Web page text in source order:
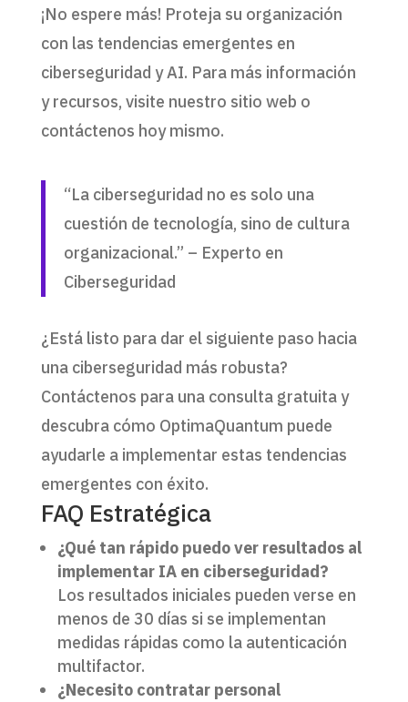
¡No espere más! Proteja su organización
con las tendencias emergentes en
ciberseguridad y AI. Para más información
y recursos, visite nuestro sitio web o
contáctenos hoy mismo.
“La ciberseguridad no es solo una
cuestión de tecnología, sino de cultura
organizacional.” – Experto en
Ciberseguridad
¿Está listo para dar el siguiente paso hacia
una ciberseguridad más robusta?
Contáctenos para una consulta gratuita y
descubra cómo OptimaQuantum puede
ayudarle a implementar estas tendencias
emergentes con éxito.
FAQ Estratégica
¿Qué tan rápido puedo ver resultados al
implementar IA en ciberseguridad?
Los resultados iniciales pueden verse en
menos de 30 días si se implementan
medidas rápidas como la autenticación
multifactor.
¿Necesito contratar personal